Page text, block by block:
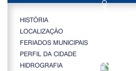
HISTÓRIA
LOCALIZAÇÃO
FERIADOS MUNICIPAIS
PERFIL DA CIDADE
HIDROGRAFIA